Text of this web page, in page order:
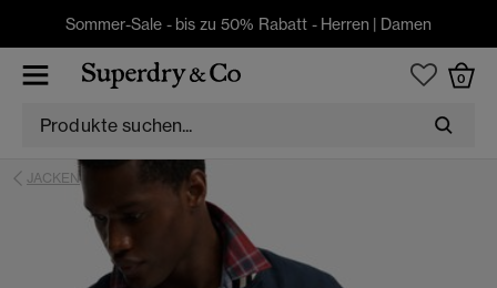
Sommer-Sale - bis zu 50% Rabatt - Herren | Damen
0
JACKEN